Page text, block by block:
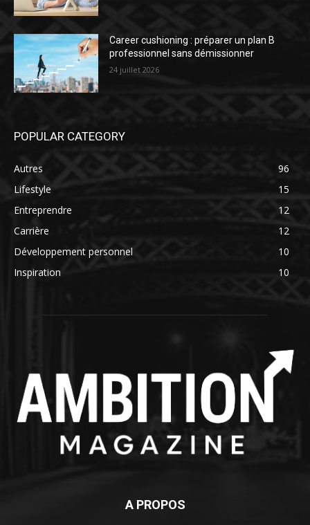
Career cushioning : préparer un plan B
professionnel sans démissionner
24 juillet 2026
POPULAR CATEGORY
Autres
96
Lifestyle
15
Entreprendre
12
Carrière
12
Développement personnel
10
Inspiration
10
A PROPOS